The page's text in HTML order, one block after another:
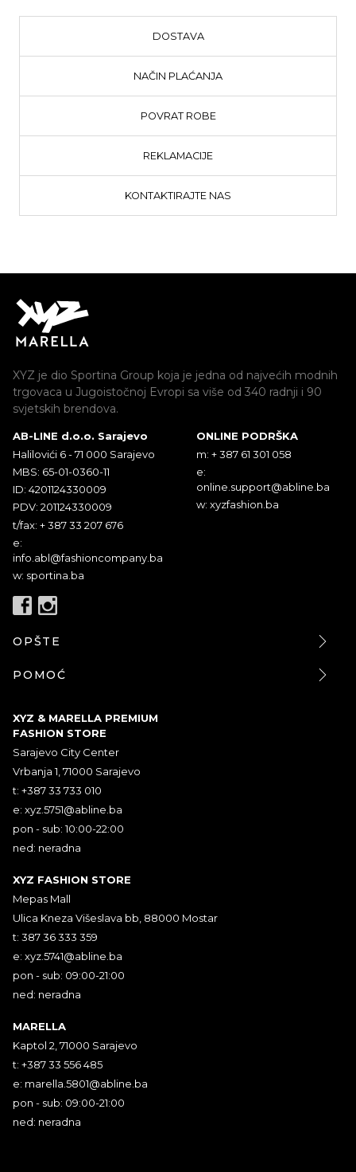
DOSTAVA
NAČIN PLAĆANJA
POVRAT ROBE
REKLAMACIJE
KONTAKTIRAJTE NAS
XYZ je dio Sportina Group koja je jedna od najvećih modnih
trgovaca u Jugoistočnoj Evropi sa više od 340 radnji i 90
svjetskih brendova.
AB-LINE d.o.o. Sarajevo
Halilovići 6 - 71 000 Sarajevo
MBS: 65-01-0360-11
ID: 4201124330009
PDV: 201124330009
t/fax: + 387 33 207 676
e:
info.abl@fashioncompany.ba
w: sportina.ba
ONLINE PODRŠKA
m: + 387 61 301 058
e:
online.support@abline.ba
w: xyzfashion.ba
OPŠTE
POMOĆ
XYZ & MARELLA PREMIUM
FASHION STORE
Sarajevo City Center
Vrbanja 1, 71000 Sarajevo
t: +387 33 733 010
e: xyz.5751@abline.ba
pon - sub: 10:00-22:00
ned: neradna
XYZ FASHION STORE
Mepas Mall
Ulica Kneza Višeslava bb, 88000 Mostar
t: 387 36 333 359
e: xyz.5741@abline.ba
pon - sub: 09:00-21:00
ned: neradna
MARELLA
Kaptol 2, 71000 Sarajevo
t: +387 33 556 485
e: marella.5801@abline.ba
pon - sub: 09:00-21:00
ned: neradna